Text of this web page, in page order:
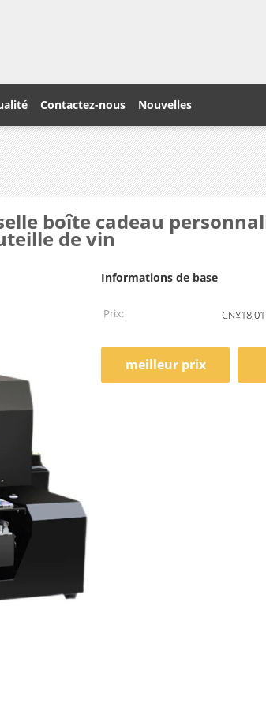
Contactez-nous Nouvelles
boîte cadeau
de vin
Informations de base
Prix:
meilleur prix